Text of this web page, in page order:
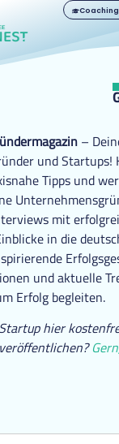
–
und Startups!
Tipps und
mit
in die
und aktuelle
Erfolg begleiten.
hier